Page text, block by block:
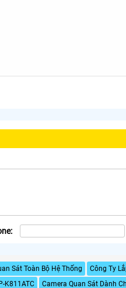
Sát Toàn Bộ Hệ Thống Công Ty
K811ATC Camera Quan Sát Dành